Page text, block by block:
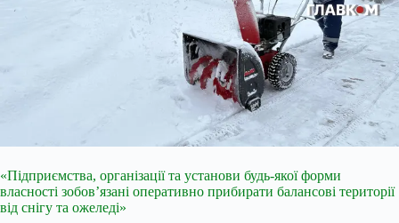
«Підприємства, організації та установи будь-якої форми
власності зобовʼязані оперативно прибирати балансові території
від снігу та ожеледі»